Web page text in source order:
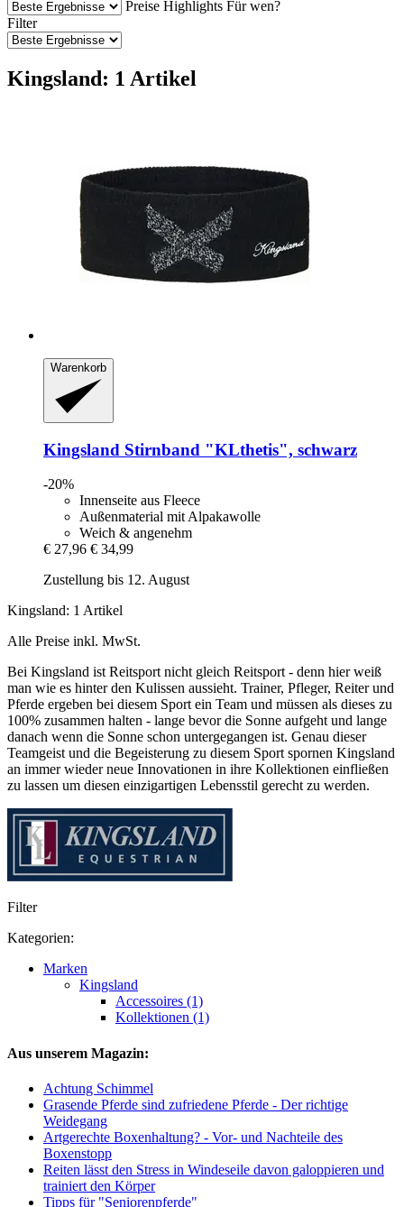
Preise Highlights Für wen?
Filter
Kingsland: 1 Artikel
Warenkorb
Kingsland Stirnband "KLthetis", schwarz
-20%
Innenseite aus Fleece
Außenmaterial mit Alpakawolle
Weich & angenehm
€ 27,96 € 34,99
Zustellung bis 12. August
Kingsland: 1 Artikel
Alle Preise inkl. MwSt.
Bei Kingsland ist Reitsport nicht gleich Reitsport - denn hier weiß
man wie es hinter den Kulissen aussieht. Trainer, Pfleger, Reiter und
Pferde ergeben bei diesem Sport ein Team und müssen als dieses zu
100% zusammen halten - lange bevor die Sonne aufgeht und lange
danach wenn die Sonne schon untergegangen ist. Genau dieser
Teamgeist und die Begeisterung zu diesem Sport spornen Kingsland
an immer wieder neue Innovationen in ihre Kollektionen einfließen
zu lassen um diesen einzigartigen Lebensstil gerecht zu werden.
Filter
Kategorien:
Marken
Kingsland
Accessoires (1)
Kollektionen (1)
Aus unserem Magazin:
Achtung Schimmel
Grasende Pferde sind zufriedene Pferde - Der richtige
Weidegang
Artgerechte Boxenhaltung? - Vor- und Nachteile des
Boxenstopp
Reiten lässt den Stress in Windeseile davon galoppieren und
trainiert den Körper
Tipps für "Seniorenpferde"